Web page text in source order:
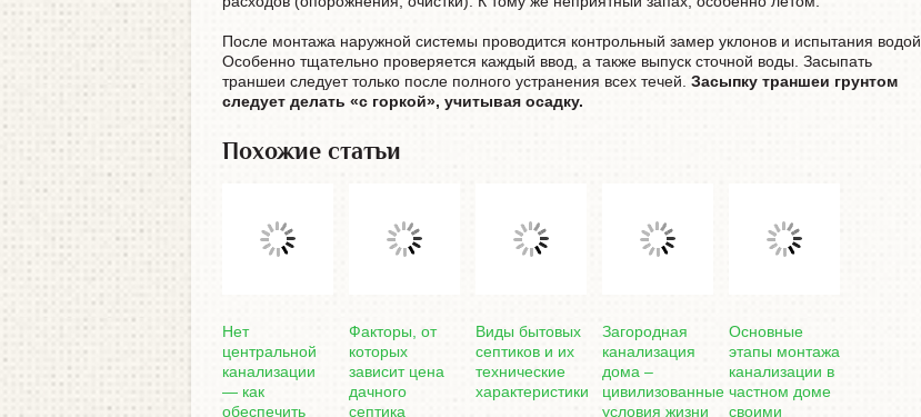
После монтажа наружной системы проводится контрольный замер уклонов и испытания водой.
Особенно тщательно проверяется каждый ввод, а также выпуск сточной воды. Засыпать
траншеи следует только после полного устранения всех течей. Засыпку траншеи грунтом
следует делать «с горкой», учитывая осадку.
Похожие статьи
Нет
центральной
канализации
— как
обеспечить
Факторы, от
которых
зависит цена
дачного
септика
Виды бытовых
септиков и их
технические
характеристики
Загородная
канализация
дома –
цивилизованные
условия жизни
Основные
этапы монтажа
канализации в
частном доме
своими